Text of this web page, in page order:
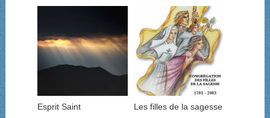
Esprit Saint Les filles de la sagesse